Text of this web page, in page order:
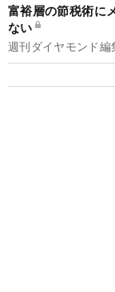
富裕層の節税術に
ない
週刊ダイヤモンド編